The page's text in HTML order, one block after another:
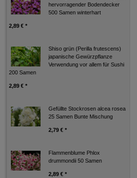
hervorragender Bodendecker
500 Samen winterhart
2,89 € *
Shiso grün (Perilla frutescens)
japanische Gewürzpflanze
Verwendung vor allem für Sushi
200 Samen
2,89 € *
Gefüllte Stockrosen alcea rosea
25 Samen Bunte Mischung
2,79 € *
Flammenblume Phlox
drummondii 50 Samen
2,89 € *